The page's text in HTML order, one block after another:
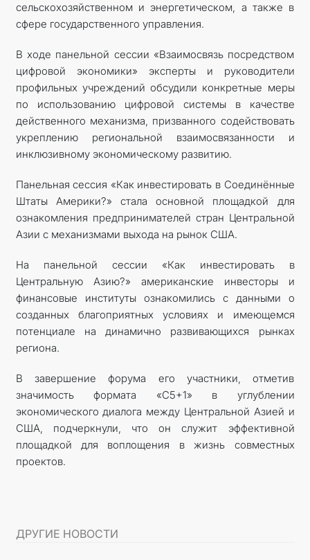
сельскохозяйственном и энергетическом, а также в
сфере государственного управления.
В ходе панельной сессии «Взаимосвязь посредством
цифровой экономики» эксперты и руководители
профильных учреждений обсудили конкретные меры
по использованию цифровой системы в качестве
действенного механизма, призванного содействовать
укреплению региональной взаимосвязанности и
инклюзивному экономическому развитию.
Панельная сессия «Как инвестировать в Соединённые
Штаты Америки?» стала основной площадкой для
ознакомления предпринимателей стран Центральной
Азии с механизмами выхода на рынок США.
На панельной сессии «Как инвестировать в
Центральную Азию?» американские инвесторы и
финансовые институты ознакомились с данными о
созданных благоприятных условиях и имеющемся
потенциале на динамично развивающихся рынках
региона.
В завершение форума его участники, отметив
значимость формата «С5+1» в углублении
экономического диалога между Центральной Азией и
США, подчеркнули, что он служит эффективной
площадкой для воплощения в жизнь совместных
проектов.
ДРУГИЕ НОВОСТИ